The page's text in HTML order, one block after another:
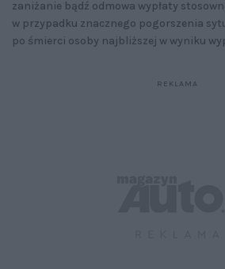
zaniżanie bądź odmowa wypłaty
w przypadku znacznego pogorszenia
po śmierci osoby najbliższej w wyniku